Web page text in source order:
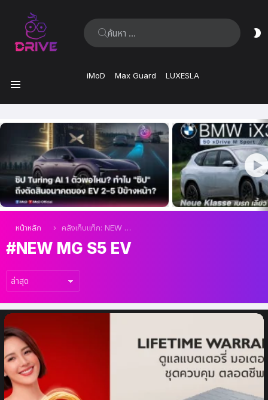
ค้นหา:
iMoD Max Guard LUXESLA
ล่าสุด
คุณอยู่ที่นี่:
หน้าหลัก คลังเก็บแท็ก: NEW MG S5 EV
NEW MG S5 EV
เรื่อง
ล่าสุด